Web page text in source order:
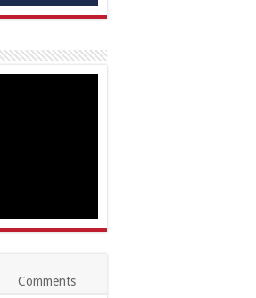
Comments